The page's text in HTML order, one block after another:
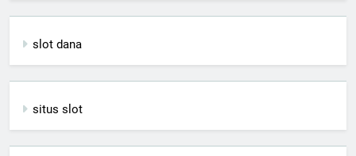
slot dana
situs slot